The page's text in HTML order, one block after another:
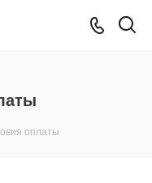
оплаты